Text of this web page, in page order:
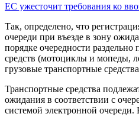
ЕС ужесточит требования ко
Так, определено, что
очереди при въезде в зону
порядке очередности
средств (мотоциклы и мопеды,
грузовые транспортные
Транспортные средства
ожидания в соответствии с
системой электронной